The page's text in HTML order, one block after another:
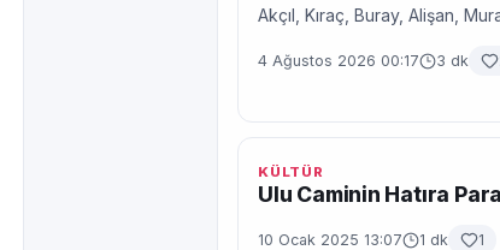
Akçıl, Kıraç, Buray, Alişan,
4 Ağustos 2026 00:17 3 dk
KÜLTÜR
Ulu Caminin Hatıra
10 Ocak 2025 13:07 1 dk 1